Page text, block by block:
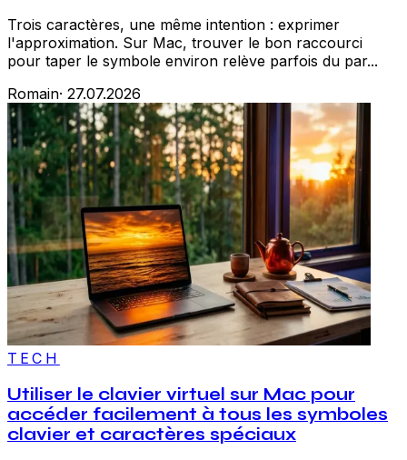
Trois caractères, une même intention : exprimer
l'approximation. Sur Mac, trouver le bon raccourci
pour taper le symbole environ relève parfois du par...
Romain· 27.07.2026
TECH
Utiliser le clavier virtuel sur Mac pour
accéder facilement à tous les symboles
clavier et caractères spéciaux